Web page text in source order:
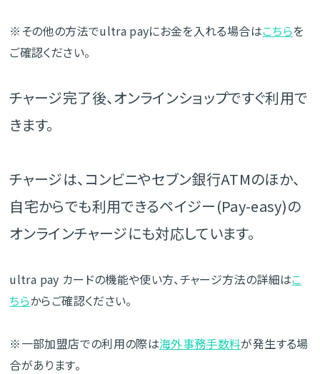
※その他の方法でultra payにお金を入れる場合はこちらを
ご確認ください。
チャージ完了後、オンラインショップですぐ利用で
きます。
チャージは、コンビニやセブン銀行ATMのほか、
自宅からでも利用できるペイジー(Pay-easy)の
オンラインチャージにも対応しています。
ultra pay カードの機能や使い方、チャージ方法の詳細はこ
ちらからご確認ください。
※一部加盟店での利用の際は海外事務手数料が発生する場
合があります。